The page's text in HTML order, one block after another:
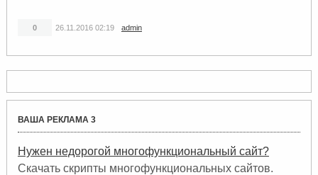
0 26.11.2016 02:19 admin
ВАША РЕКЛАМА 3
Нужен недорогой многофункциональный сайт?
Скачать скрипты многофункциональных сайтов.